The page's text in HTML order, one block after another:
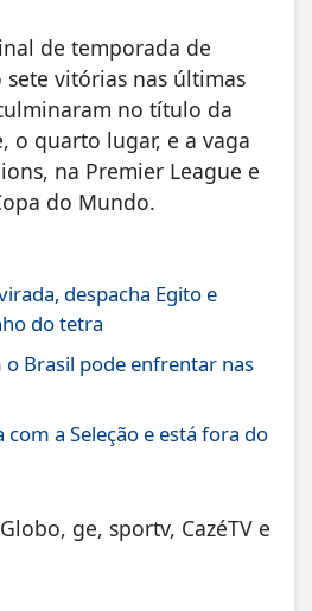
de temporada de
vitórias nas últimas
no título da
o quarto lugar, e a vaga
na Premier League e
do Mundo.
despacha Egito e
do tetra
o Brasil pode enfrentar nas
a Seleção e está fora do
ge, sportv, CazéTV e